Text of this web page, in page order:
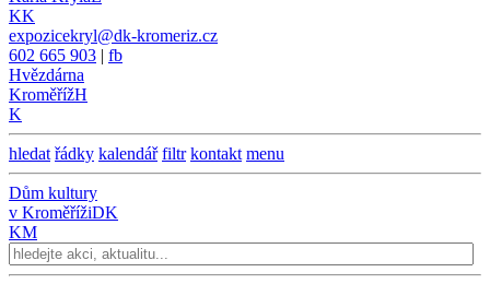
KK
expozicekryl@dk-kromeriz.cz
602 665 903 | fb
Hvězdárna
KroměřížH
K
hledat řádky kalendář filtr kontakt menu
Dům kultury
v KroměřížiDK
KM